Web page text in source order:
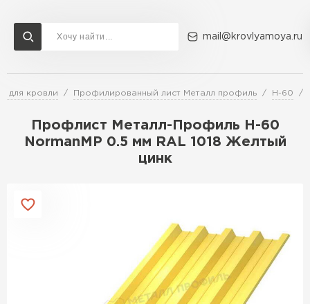
mail@krovlyamoya.ru
для кровли Профилированный лист Металл профиль Н-60
Профлист Металл-Профиль Н-60
NormanMP 0.5 мм RAL 1018 Желтый
цинк
Сервисы расчета
Расчет штакетника для забора
Расчет водостока
Расчет софитов для кровли
Расчет кровли из профнастила
Расчет кровли из металлочерепицы
Доставка Контакты